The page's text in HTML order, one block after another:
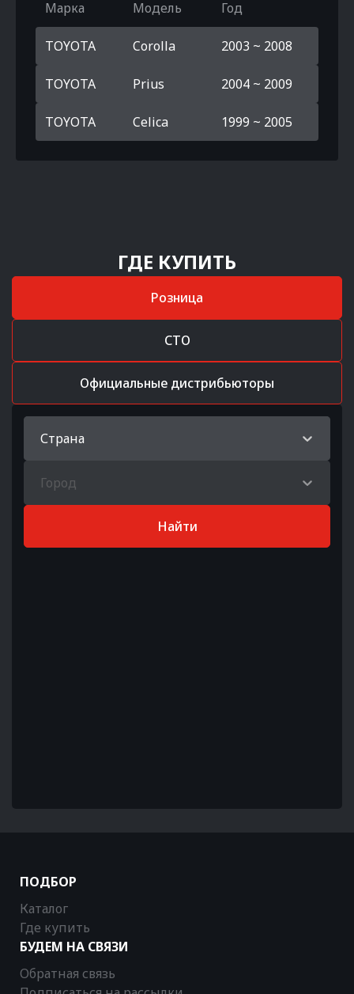
Марка Модель Год
TOYOTA Corolla 2003 ~ 2008
TOYOTA Prius 2004 ~ 2009
TOYOTA Celica 1999 ~ 2005
ГДЕ КУПИТЬ
Розница
СТО
Официальные дистрибьюторы
Страна
Город
Найти
ПОДБОР
Каталог
Где купить
БУДЕМ НА СВЯЗИ
Обратная связь